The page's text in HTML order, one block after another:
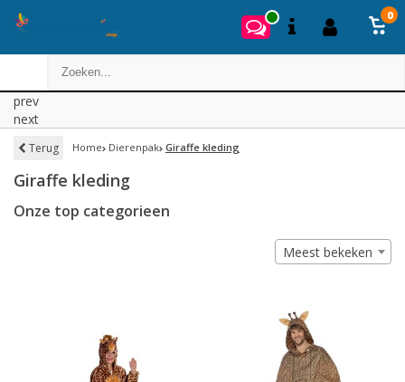
0
prev
next
Terug Home Dierenpak Giraffe kleding
Giraffe kleding
Onze top categorieen
Meest bekeken